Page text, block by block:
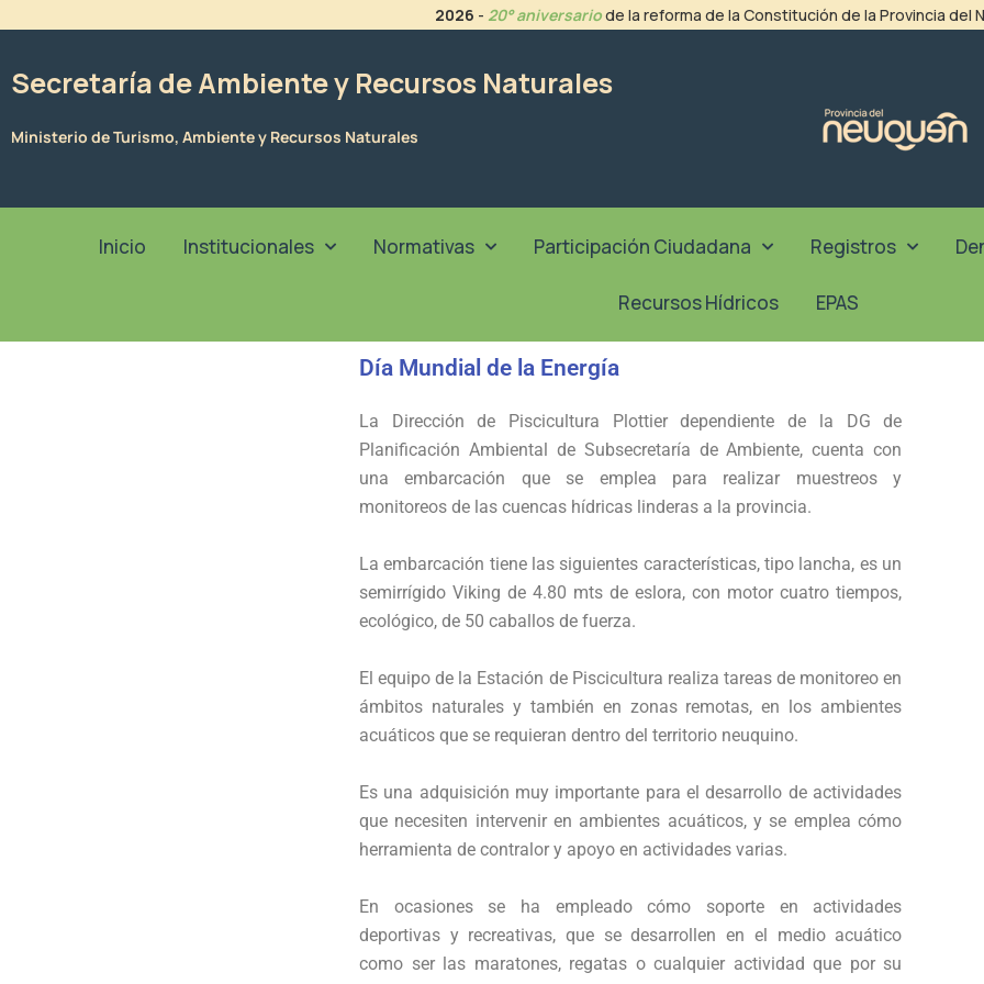
2026 - 20° aniversariode la reforma de la Constitución de la Provincia del
Secretaría de Ambiente y Recursos Naturales
Ministerio de Turismo, Ambiente y Recursos Naturales
Inicio Institucionales Normativas Participación Ciudadana Registros
Recursos Hídricos EPAS
Día Mundial de la Energía
La Dirección de Piscicultura Plottier dependiente de la DG de
Planificación Ambiental de Subsecretaría de Ambiente, cuenta con
una embarcación que se emplea para realizar muestreos y
monitoreos de las cuencas hídricas linderas a la provincia.
La embarcación tiene las siguientes características, tipo lancha, es un
semirrígido Viking de 4.80 mts de eslora, con motor cuatro tiempos,
ecológico, de 50 caballos de fuerza.
El equipo de la Estación de Piscicultura realiza tareas de monitoreo en
ámbitos naturales y también en zonas remotas, en los ambientes
acuáticos que se requieran dentro del territorio neuquino.
Es una adquisición muy importante para el desarrollo de actividades
que necesiten intervenir en ambientes acuáticos, y se emplea cómo
herramienta de contralor y apoyo en actividades varias.
En ocasiones se ha empleado cómo soporte en actividades
deportivas y recreativas, que se desarrollen en el medio acuático
como ser las maratones, regatas o cualquier actividad que por su